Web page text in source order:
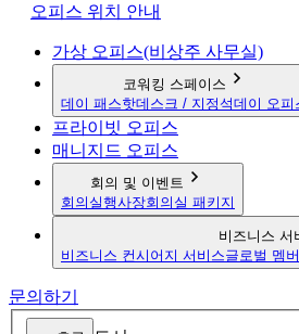
오피스 위치 안내
가상 오피스(비상주 사무실)
코워킹 스페이스
데이 패스핫데스크 / 지정석데이 오피
프라이빗 오피스
매니지드 오피스
회의 및 이벤트
회의실행사장회의실 패키지
비즈니스 서
비즈니스 컨시어지 서비스글로벌 멤
문의하기